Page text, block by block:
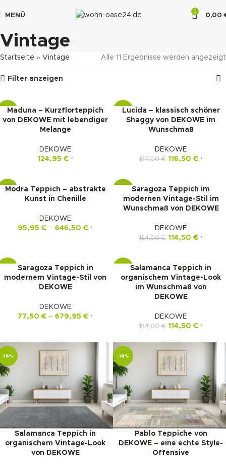
MENÜ
0
0,00
Vintage
Startseite » Vintage Alle 11 Ergebnisse werden angezeigt
Filter anzeigen
-14%Maduna – Kurzflorteppich
von DEKOWE mit lebendiger
Melange
DEKOWE
124,95 € *
-15%Lucida – klassisch schöner
Shaggy von DEKOWE im
Wunschmaß
DEKOWE
137,00€ 116,50 € *
-15%
Modra Teppich – abstrakte
Kunst in Chenille
DEKOWE
95,95 € – 646,50 € *
Saragoza Teppich im
modernen Vintage-Stil im
Wunschmaß von DEKOWE
DEKOWE
134,00€ 114,50 € *
Saragoza Teppich in
modernem Vintage-Stil von
DEKOWE
DEKOWE
77,50 € – 679,95 € *
Salamanca Teppich in
organischem Vintage-Look
im Wunschmaß von
DEKOWE
DEKOWE
134,00€ 114,50 € *
-16%
Salamanca Teppich in
organischem Vintage-Look
von DEKOWE
-18%
Pablo Teppiche von
DEKOWE – eine echte Style-
Offensive